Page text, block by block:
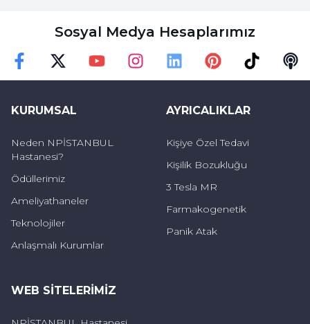
öksürüklerdir. Dönemsel ortaya çıkan
rahatsızlıklarla gerçekleşir. Genellikle solunum
yolu enfeksiyonları sebebiyle oluşur. Solunum
yolunu etkileyen ve öksürük oluşmasına
Grip
Bronşit
Boğmaca
Sosyal Medya Hesaplarımız
KURUMSAL
Neden NPİSTANBUL
Hastanesi?
Ödüllerimiz
Ameliyathaneler
Teknolojiler
Anlaşmalı Kurumlar
AYRICALIKLAR
Kişiye Özel Tedavi
Kişilik Bozukluğu
3 Tesla MR
Farmakogenetik
Panik Atak
WEB SITELERIMIZ